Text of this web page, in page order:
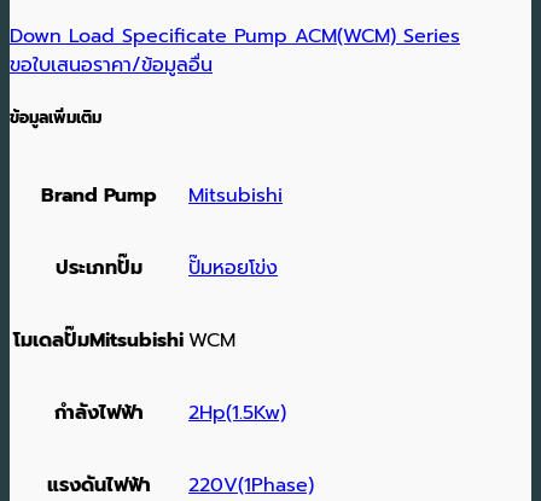
Down Load Specificate Pump ACM(WCM) Series
ขอใบเสนอราคา/ข้อมูลอื่น
ข้อมูลเพิ่มเติม
Brand Pump Mitsubishi
ประเภทปั๊ม ปั๊มหอยโข่ง
โมเดลปั๊มMitsubishiWCM
กำลังไฟฟ้า 2Hp(1.5Kw)
แรงดันไฟฟ้า 220V(1Phase)